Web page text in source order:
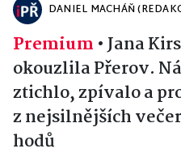
DANIEL MACHÁŇ
Premium •Jana
okouzlila Přerov.
ztichlo, zpívalo a
z nejsilnějších
hodů